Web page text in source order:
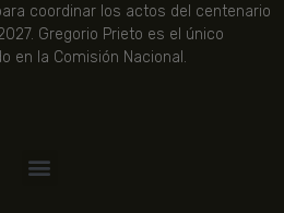
coordinar los actos del centenario
Gregorio Prieto es el único
en la Comisión Nacional.